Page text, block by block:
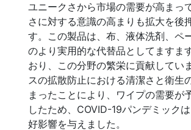
ユニークさから市場の需要が高まっ
さに対する意識の高まりも拡大を後
す。この製品は、布、液体洗剤、ペ
のより実用的な代替品としてますま
おり、この分野の繁栄に貢献してい
スの拡散防止における清潔さと衛生
まったことにより、ワイプの需要が
したため、COVID-19パンデミック
好影響を与えました。